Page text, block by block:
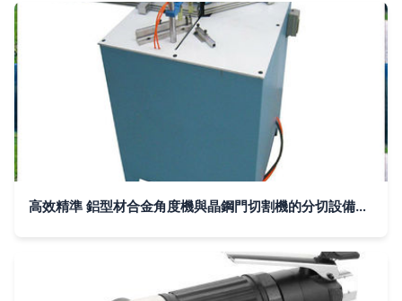
高效精準 鋁型材合金角度機與晶鋼門切割機的分切設備解析